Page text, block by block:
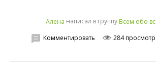
Алена написал в группу Всем обо
Комментировать
284